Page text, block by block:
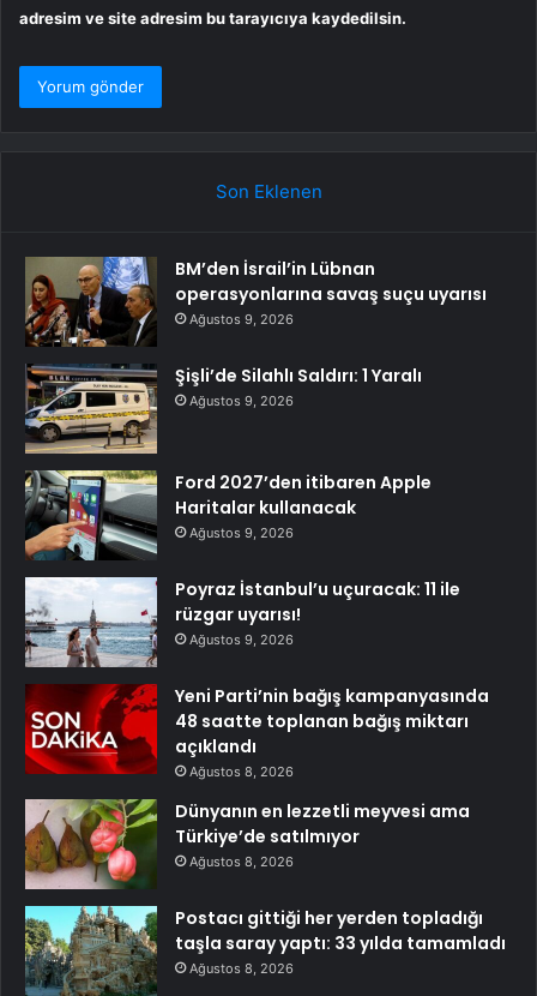
adresim ve site adresim bu tarayıcıya kaydedilsin.
Son Eklenen
BM’den İsrail’in Lübnan
operasyonlarına savaş suçu uyarısı
Ağustos 9, 2026
Şişli’de Silahlı Saldırı: 1 Yaralı
Ağustos 9, 2026
Ford 2027’den itibaren Apple
Haritalar kullanacak
Ağustos 9, 2026
Poyraz İstanbul’u uçuracak: 11 ile
rüzgar uyarısı!
Ağustos 9, 2026
Yeni Parti’nin bağış kampanyasında
48 saatte toplanan bağış miktarı
açıklandı
Ağustos 8, 2026
Dünyanın en lezzetli meyvesi ama
Türkiye’de satılmıyor
Ağustos 8, 2026
Postacı gittiği her yerden topladığı
taşla saray yaptı: 33 yılda tamamladı
Ağustos 8, 2026